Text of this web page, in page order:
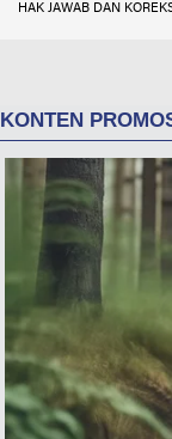
HAK JAWAB DAN